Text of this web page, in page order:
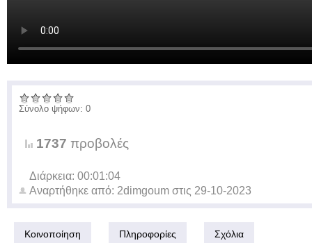
Σύνολο ψήφων: 0
1737 προβολές
Διάρκεια: 00:01:04
Αναρτήθηκε από: 2dimgoum στις 29-10-2023
Κοινοποίηση Πληροφορίες Σχόλια